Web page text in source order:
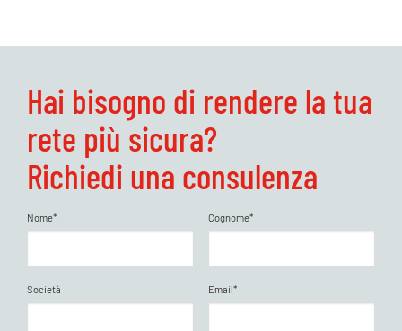
Hai bisogno di rendere la tua
rete più sicura?
Richiedi una consulenza
Nome* Cognome*
Società Email*